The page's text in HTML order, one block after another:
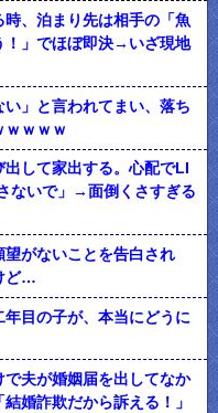
、泊まり先は相手の「魚
！」でほぼ即決→いざ現地
」と言われてまい、落ち
ｗｗｗ
して家出する。心配でLI
ないで」→面倒くさすぎる
がないことを告白され
ど…
目の子が、本当にどうに
夫が婚姻届を出してなか
婚詐欺だから訴える！」